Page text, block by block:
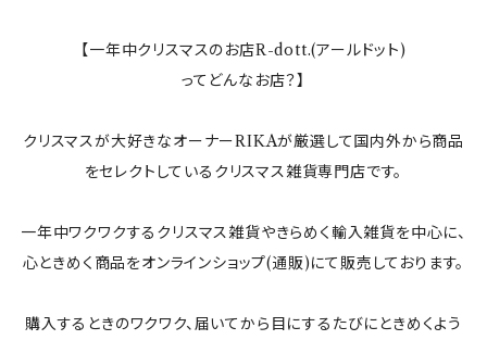
すべてのインテリア雑貨
【一年中クリスマスのお店R-dott.(アールドット)
ってどんなお店？】
クリスマスが大好きなオーナーRIKAが厳選して国内外から商品
をセレクトしているクリスマス雑貨専門店です。
一年中ワクワクするクリスマス雑貨やきらめく輸入雑貨を中心に、
心ときめく商品をオンラインショップ(通販)にて販売しております。
購入するときのワクワク、届いてから目にするたびにときめくよう